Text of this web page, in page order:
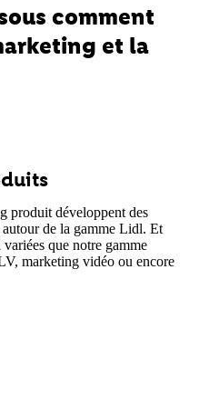
comment
et la
produit développent des
de la gamme Lidl. Et
variées que notre gamme
marketing vidéo ou encore